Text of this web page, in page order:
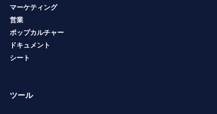
マーケティング
営業
ポップカルチャー
ドキュメント
シート
ツール